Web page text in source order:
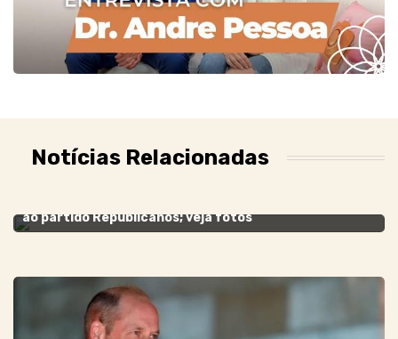
Notícias Relacionadas
ao partido Republicanos; veja fotos